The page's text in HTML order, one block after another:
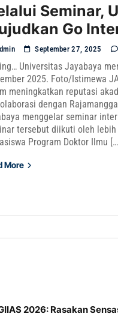
Seminar,
Go
September 27, 2025
Universitas Jayabaya
2025. Foto/Istimewa
meningkatkan reputasi
dengan
menggelar seminar
tersebut diikuti oleh
Program Doktor Ilmu
More
2026: Rasakan